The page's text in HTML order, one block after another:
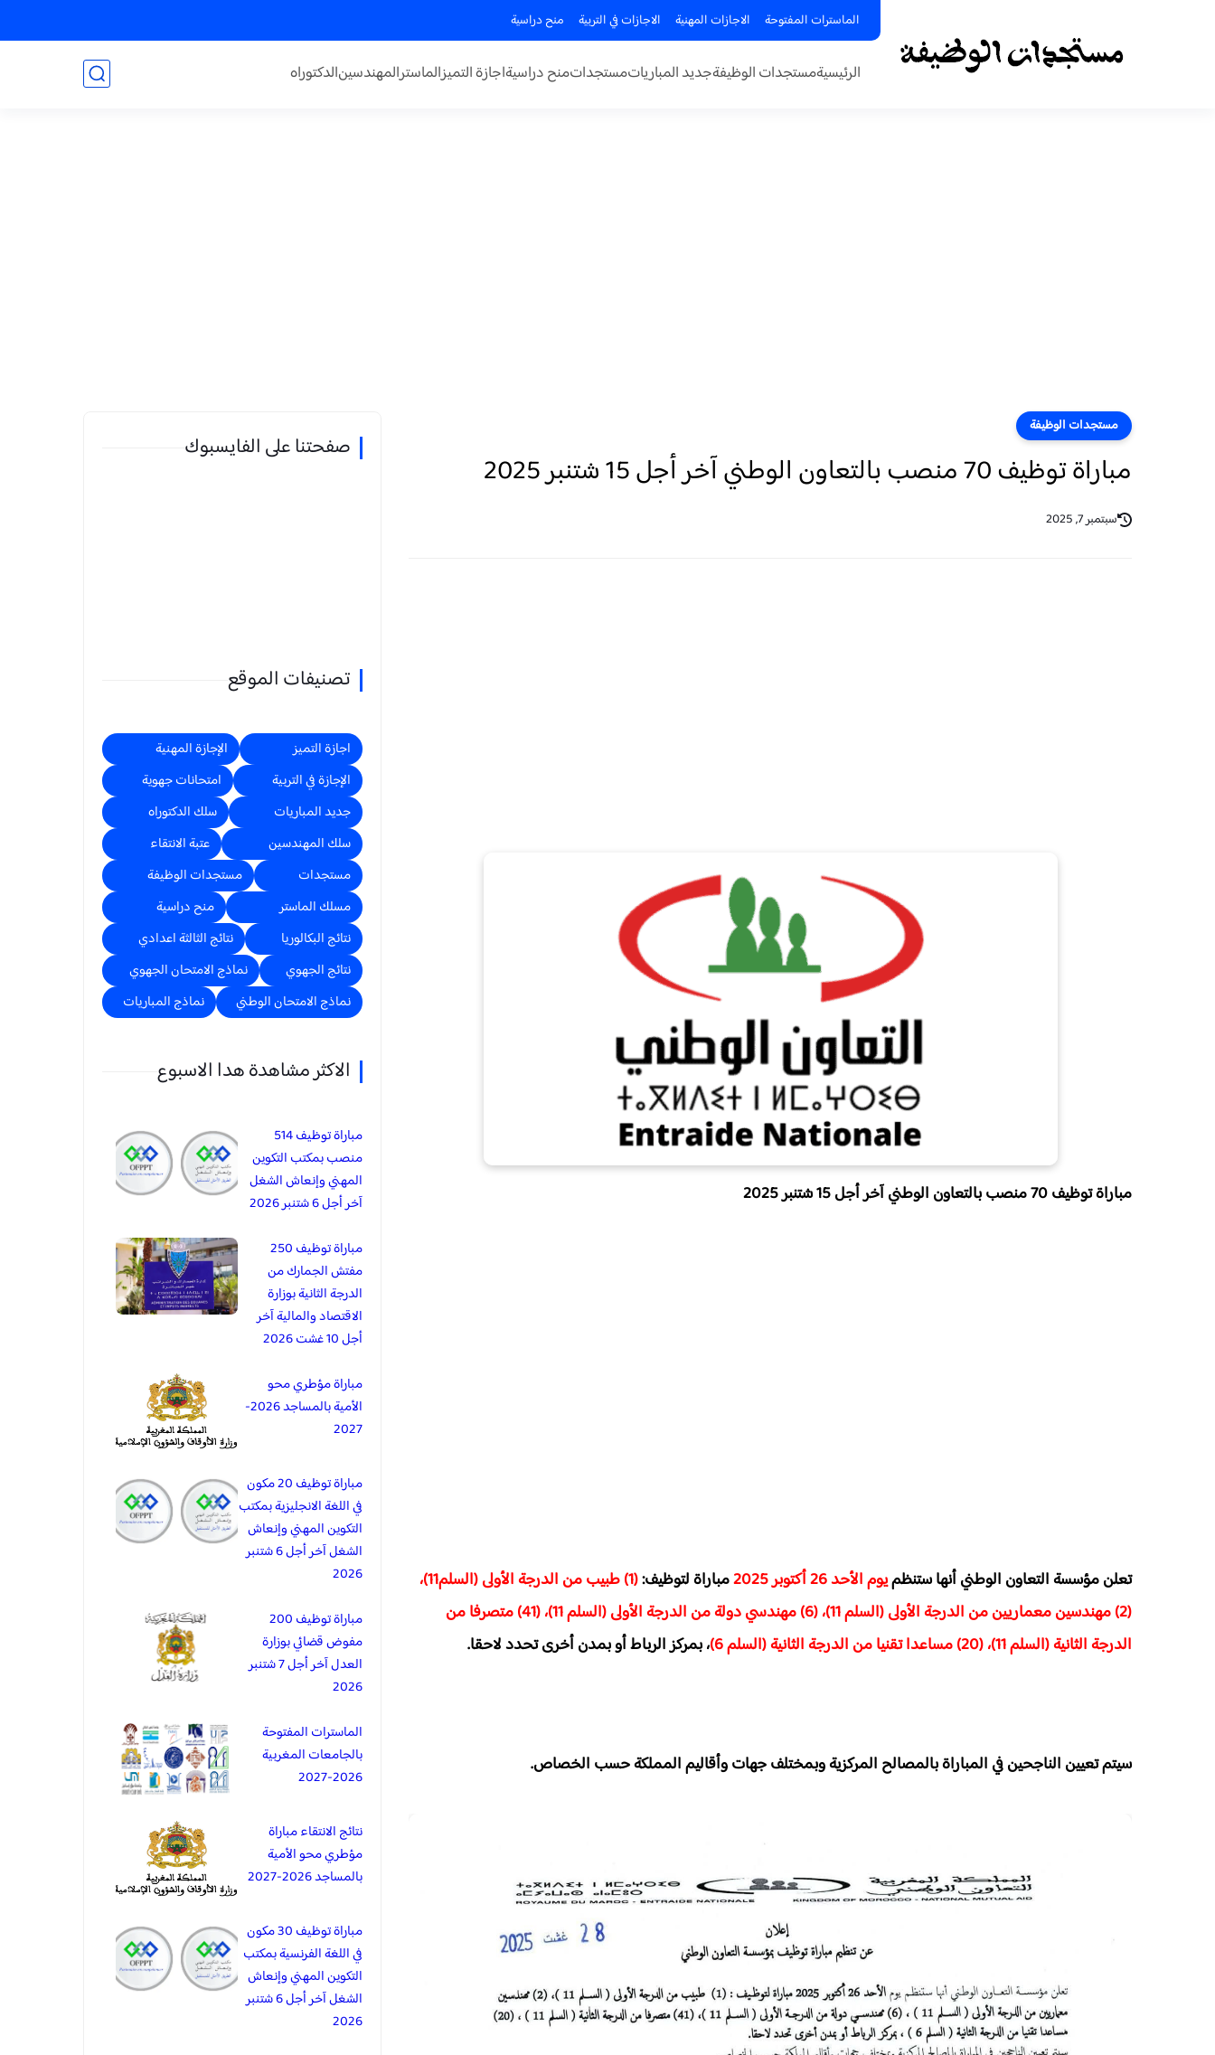
الماسترات المفتوحة الاجازات المهنية الاجازات في التربية منح دراسية
الرئيسيةمستجدات الوظيفةجديد المبارياتمستجداتمنح دراسيةاجازة التميزالماسترالمهندسينالدكتوراه
مستجدات الوظيفة
مباراة توظيف 70 منصب بالتعاون الوطني آخر أجل 15 شتنبر 2025
سبتمبر 7, 2025
مباراة توظيف 70 منصب بالتعاون الوطني آخر أجل 15 شتنبر 2025
تعلن مؤسسة التعاون الوطني أنها ستنظميوم الأحد 26 أكتوبر 2025 مباراة لتوظيف:
(1) طبيب من الدرجة الأولى (السلم11)،
(2) مهندسين معماريين من الدرجة الأولى (السلم 11)، (6) مهندسي دولة من الدرجة الأولى (السلم 11)، (41) متصرفا من
الدرجة الثانية (السلم 11)، (20) مساعدا تقنيا من الدرجة الثانية (السلم 6)
، بمركز الرباط أو بمدن أخرى تحدد لاحقا.
سيتم تعيين الناجحين في المباراة بالمصالح المركزية وبمختلف جهات وأقاليم المملكة حسب الخصاص.
صفحتنا على الفايسبوك
تصنيفات الموقع
اجازة التميز
الإجازة المهنية
الإجازة في التربية
امتحانات جهوية
جديد المباريات
سلك الدكتوراه
سلك المهندسين
عتبة الانتقاء
مستجدات
مستجدات الوظيفة
مسلك الماستر
منح دراسية
نتائج البكالوريا
نتائج الثالثة اعدادي
نتائج الجهوي
نماذج الامتحان الجهوي
نماذج الامتحان الوطني
نماذج المباريات
الاكثر مشاهدة هدا الاسبوع
مباراة توظيف 514
منصب بمكتب التكوين
المهني وإنعاش الشغل
آخر أجل 6 شتنبر 2026
مباراة توظيف 250
مفتش الجمارك من
الدرجة الثانية بوزارة
الاقتصاد والمالية آخر
أجل 10 غشت 2026
مباراة مؤطري محو
الأمية بالمساجد 2026-
2027
مباراة توظيف 20 مكون
في اللغة الانجليزية بمكتب
التكوين المهني وإنعاش
الشغل آخر أجل 6 شتنبر
2026
مباراة توظيف 200
مفوض قضائي بوزارة
العدل آخر أجل 7 شتنبر
2026
الماسترات المفتوحة
بالجامعات المغربية
2026-2027
نتائج الانتقاء مباراة
مؤطري محو الأمية
بالمساجد 2026-2027
مباراة توظيف 30 مكون
في اللغة الفرنسية بمكتب
التكوين المهني وإنعاش
الشغل آخر أجل 6 شتنبر
2026